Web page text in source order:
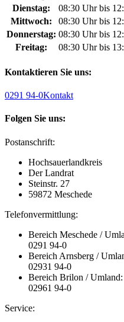
Dienstag:
08:30 Uhr bis
Mittwoch:
08:30 Uhr bis
Donnerstag: 08:30 Uhr bis
Freitag:
08:30 Uhr bis
Kontaktieren Sie uns:
0291 94-0Kontakt
Folgen Sie uns:
Postanschrift:
Hochsauerlandkreis
Der Landrat
Steinstr. 27
59872 Meschede
Telefonvermittlung:
Bereich Meschede /
0291 94-0
Bereich Arnsberg /
02931 94-0
Bereich Brilon / Umland:
02961 94-0
Service: